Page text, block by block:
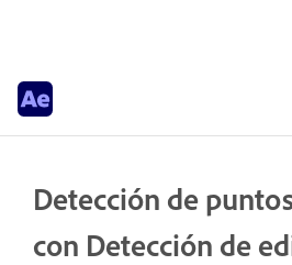
Detección de
con Detección de